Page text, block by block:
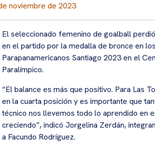
noviembre de 2023
El seleccionado femenino de goalball
en el partido por la medalla de bronce en
Parapanamericanos Santiago 2023 en el
Paralímpico.
“El balance es más que positivo. Para Las
en la cuarta posición y es importante que
técnico nos llevemos todo lo aprendido en
creciendo”, indicó Jorgelina Zerdán,
a Facundo Rodríguez.